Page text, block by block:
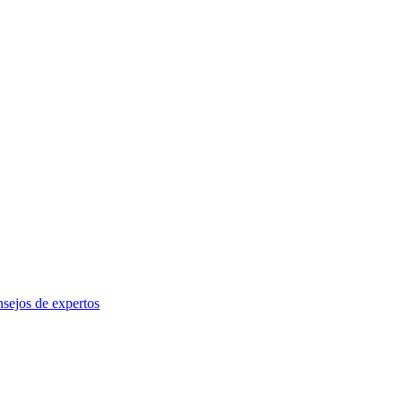
de expertos